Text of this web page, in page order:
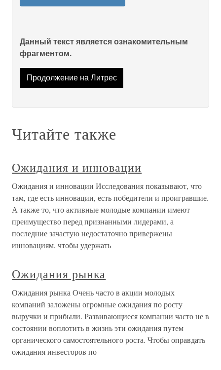
Данный текст является ознакомительным
фрагментом.
Продолжение на Литрес
Читайте также
Ожидания и инновации
Ожидания и инновации Исследования показывают, что
там, где есть инновации, есть победители и проигравшие.
А также то, что активные молодые компании имеют
преимущество перед признанными лидерами, а
последние зачастую недостаточно привержены
инновациям, чтобы удержать
Ожидания рынка
Ожидания рынка Очень часто в акции молодых
компаний заложены огромные ожидания по росту
выручки и прибыли. Развивающиеся компании часто не в
состоянии воплотить в жизнь эти ожидания путем
органического самостоятельного роста. Чтобы оправдать
ожидания инвесторов по